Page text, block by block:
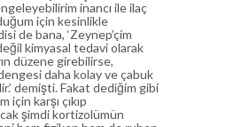
inancı ile ilaç
için kesinlikle
de bana, ‘Zeynep’çim
kimyasal tedavi olarak
düzene girebilirse,
daha kolay ve çabuk
demişti. Fakat dediğim gibi
için karşı çıkıp
şimdi kortizolümün